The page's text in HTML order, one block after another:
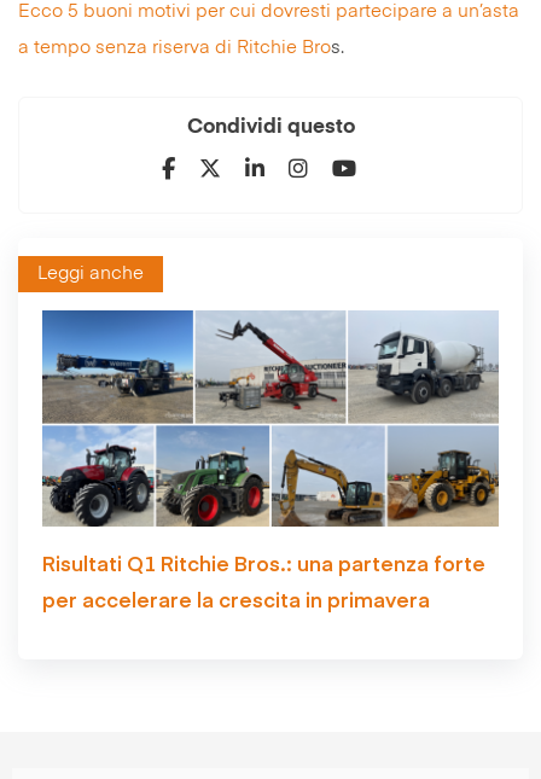
Ecco 5 buoni motivi per cui dovresti partecipare a un’asta
a tempo senza riserva di Ritchie Bros.
Condividi questo
Leggi anche
Risultati Q1 Ritchie Bros.: una partenza forte
per accelerare la crescita in primavera